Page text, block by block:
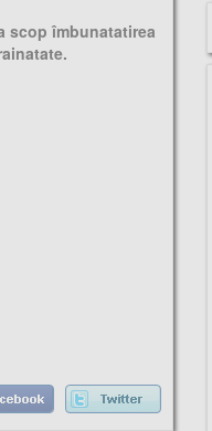
scop îmbunatatirea